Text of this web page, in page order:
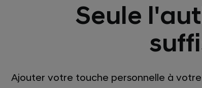
Seule
Ajouter votre touche personnelle à